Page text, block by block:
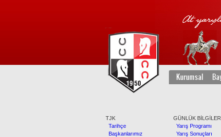
Kurumsal
TJK GÜNLÜK BİLGİLER
Tarihçe
Yarış Programı
Başkanlarımız
Yarış Sonuçları